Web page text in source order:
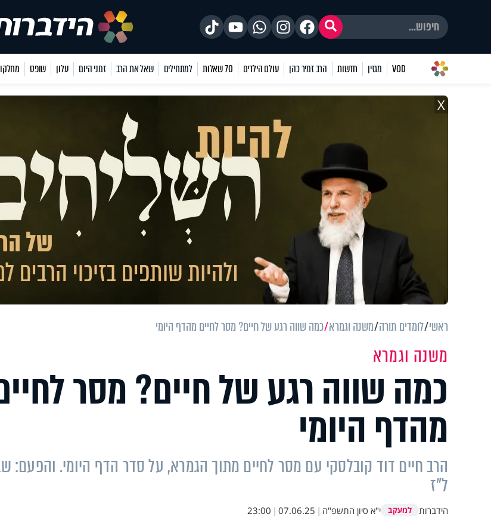
VOD מגזין חדשות הרב זמיר כהן עולם הילדים 70 שאלות למתחילים שאל את הרב זמני היום עלון שופס
X
ראשי לומדים תורה משנה וגמרא כמה שווה רגע של חיים? מסר לחיים מהדף היומי
משנה וגמרא
כמה שווה רגע של חיים? מסר
מהדף היומי
הרב חיים דוד קובלסקי עם מסר לחיים מתוך הגמרא, על סדר הדף היומי. והפעם:
ל"ז
הידברות למעקב י"א סיון התשפ"ה |
07.06.25
|
23:00